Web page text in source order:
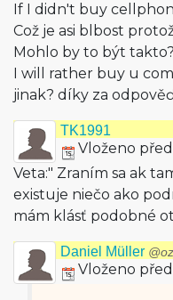
If I didn't buy
Což je asi blbost
Mohlo by to být
I will rather buy u
jinak? díky za
TK1991
Vloženo
Veta:" Zraním sa ak
existuje niečo ako
mám klásť podobné
Daniel Müller
Vloženo